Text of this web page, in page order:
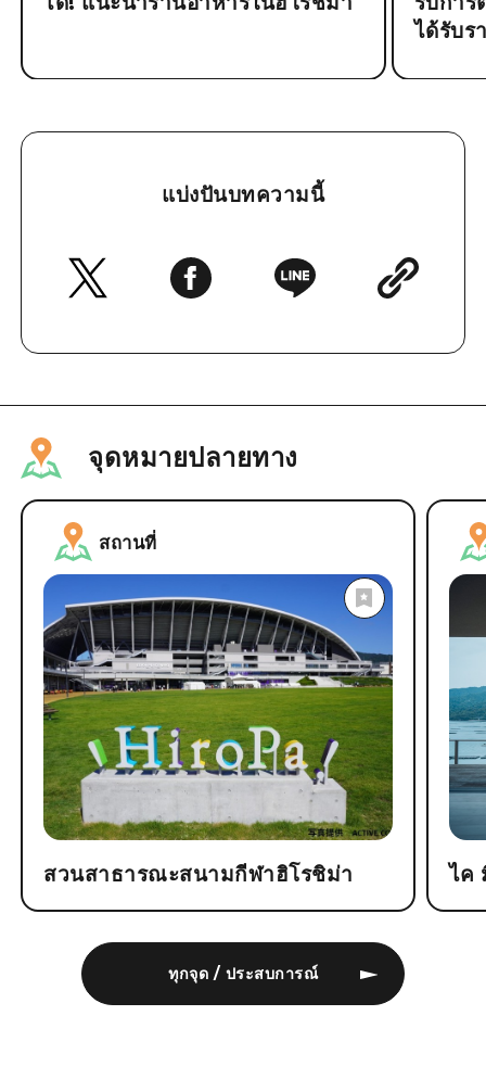
ได้รับร
แบ่งปันบทความนี้
จุดหมายปลายทาง
ทุกจุด / ประสบการณ์
สถานที่
สวนสาธารณะสนามกีฬาฮิโรชิม่า ไค